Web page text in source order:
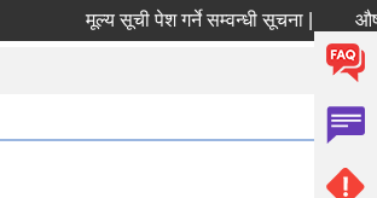
मूल्य सूची पेश गर्ने सम्वन्धी सूचना |